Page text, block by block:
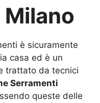
Milano
è sicuramente
casa ed è un
trattato da tecnici
Serramenti
queste delle